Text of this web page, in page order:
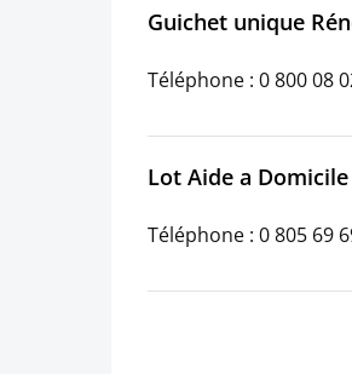
Guichet unique
Téléphone : 0 800 08
Lot Aide a Domicile
Téléphone : 0 805 69